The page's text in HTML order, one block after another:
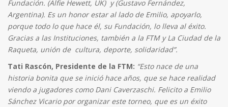
Fundación. (Alfie Hewett, UK) y (Gustavo Fernández,
Argentina). Es un honor estar al lado de Emilio, apoyarlo,
porque todo lo que hace él, su Fundación, lo lleva al éxito.
Gracias a las Instituciones, también a la FTM y La Ciudad de la
Raqueta, unión de cultura, deporte, solidaridad”.
Tati Rascón, Presidente de la FTM: “Esto nace de una
historia bonita que se inició hace años, que se hace realidad
viendo a jugadores como Dani Caverzaschi. Felicito a Emilio
Sánchez Vicario por organizar este torneo, que es un éxito